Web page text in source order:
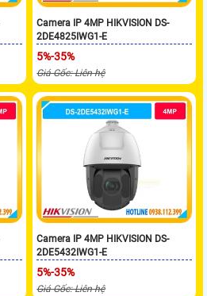
Camera IP 4MP HIKVISION DS-
2DE4825IWG1-E
5%-35%
Giá Gốc: Liên hệ
Camera IP 4MP HIKVISION DS-
2DE5432IWG1-E
5%-35%
Giá Gốc: Liên hệ